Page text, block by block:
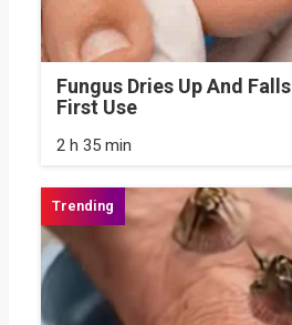
Fungus Dries Up And
First Use
2 h 35 min